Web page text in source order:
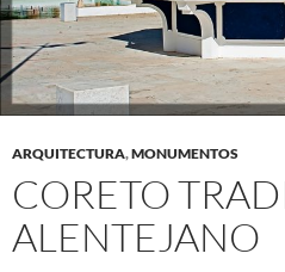
ARQUITECTURA,MONUMENTOS
CORETO
ALENTEJANO